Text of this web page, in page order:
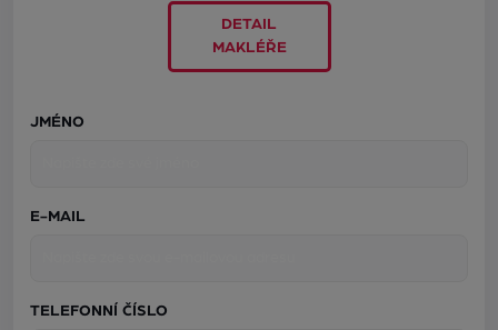
DETAIL
MAKLÉŘE
JMÉNO
E-MAIL
TELEFONNÍ ČÍSLO